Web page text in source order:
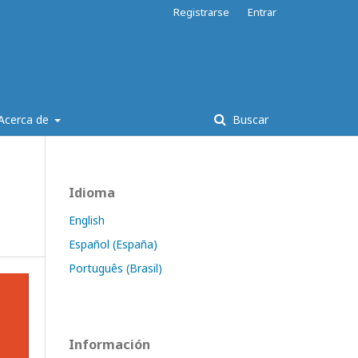
de Buscar
Registrarse Entrar
Idioma
English
Español (España)
Português (Brasil)
Información